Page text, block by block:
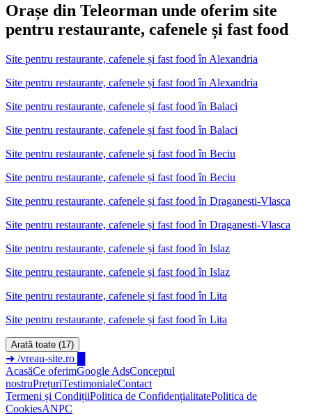
Orașe din Teleorman unde oferim site
pentru restaurante, cafenele și fast food
Site pentru restaurante, cafenele și fast food în Alexandria
Site pentru restaurante, cafenele și fast food în Alexandria
Site pentru restaurante, cafenele și fast food în Balaci
Site pentru restaurante, cafenele și fast food în Balaci
Site pentru restaurante, cafenele și fast food în Beciu
Site pentru restaurante, cafenele și fast food în Beciu
Site pentru restaurante, cafenele și fast food în Draganesti-Vlasca
Site pentru restaurante, cafenele și fast food în Draganesti-Vlasca
Site pentru restaurante, cafenele și fast food în Islaz
Site pentru restaurante, cafenele și fast food în Islaz
Site pentru restaurante, cafenele și fast food în Lita
Site pentru restaurante, cafenele și fast food în Lita
Arată toate (17)
➜ /vreau-site.ro
AcasăCe oferimGoogle AdsConceptul
nostruPrețuriTestimonialeContact
Termeni și CondițiiPolitica de ConfidențialitatePolitica de
CookiesANPC